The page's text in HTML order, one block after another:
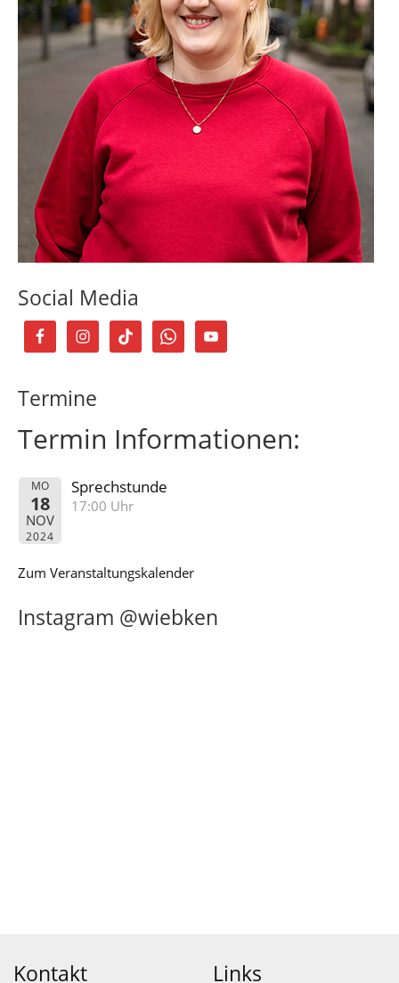
Social Media
Termine
Termin Informationen:
MO
18
NOV
2024
Sprechstunde
17:00 Uhr
Zum Veranstaltungskalender
Instagram @wiebken
Kontakt Links